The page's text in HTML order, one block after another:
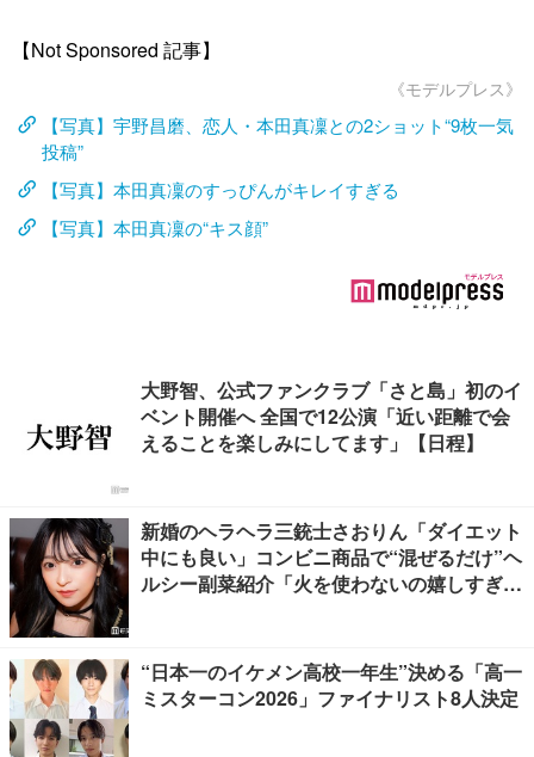
【Not Sponsored 記事】
《モデルプレス》
【写真】宇野昌磨、恋人・本田真凜との2ショット“9枚一気
投稿”
【写真】本田真凜のすっぴんがキレイすぎる
【写真】本田真凜の“キス顔”
大野智、公式ファンクラブ「さと島」初のイ
ベント開催へ 全国で12公演「近い距離で会
えることを楽しみにしてます」【日程】
新婚のヘラヘラ三銃士さおりん「ダイエット
中にも良い」コンビニ商品で“混ぜるだけ”ヘ
ルシー副菜紹介「火を使わないの嬉しすぎ
“日本一のイケメン高校一年生”決める「高一
ミスターコン2026」ファイナリスト8人決定